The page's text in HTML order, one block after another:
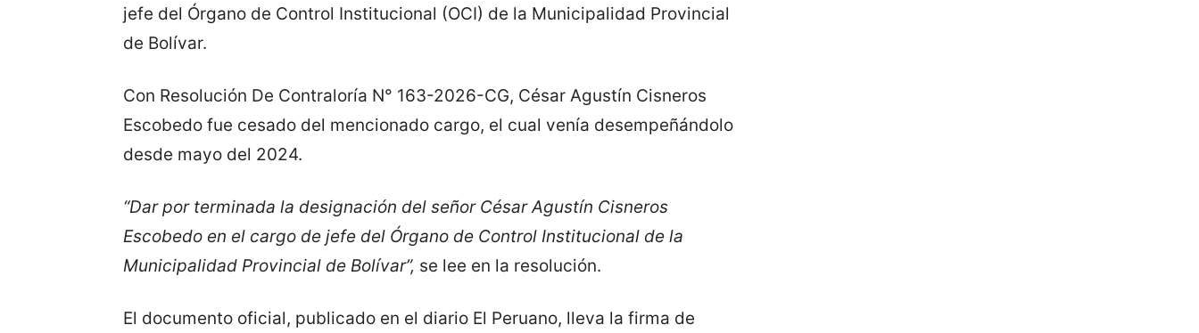
jefe del Órgano de Control Institucional (OCI) de la Municipalidad Provincial
de Bolívar.
Con Resolución De Contraloría N° 163-2026-CG, César Agustín Cisneros
Escobedo fue cesado del mencionado cargo, el cual venía desempeñándolo
desde mayo del 2024.
“Dar por terminada la designación del señor César Agustín Cisneros
Escobedo en el cargo de jefe del Órgano de Control Institucional de la
Municipalidad Provincial de Bolívar”, se lee en la resolución.
El documento oficial, publicado en el diario El Peruano, lleva la firma de